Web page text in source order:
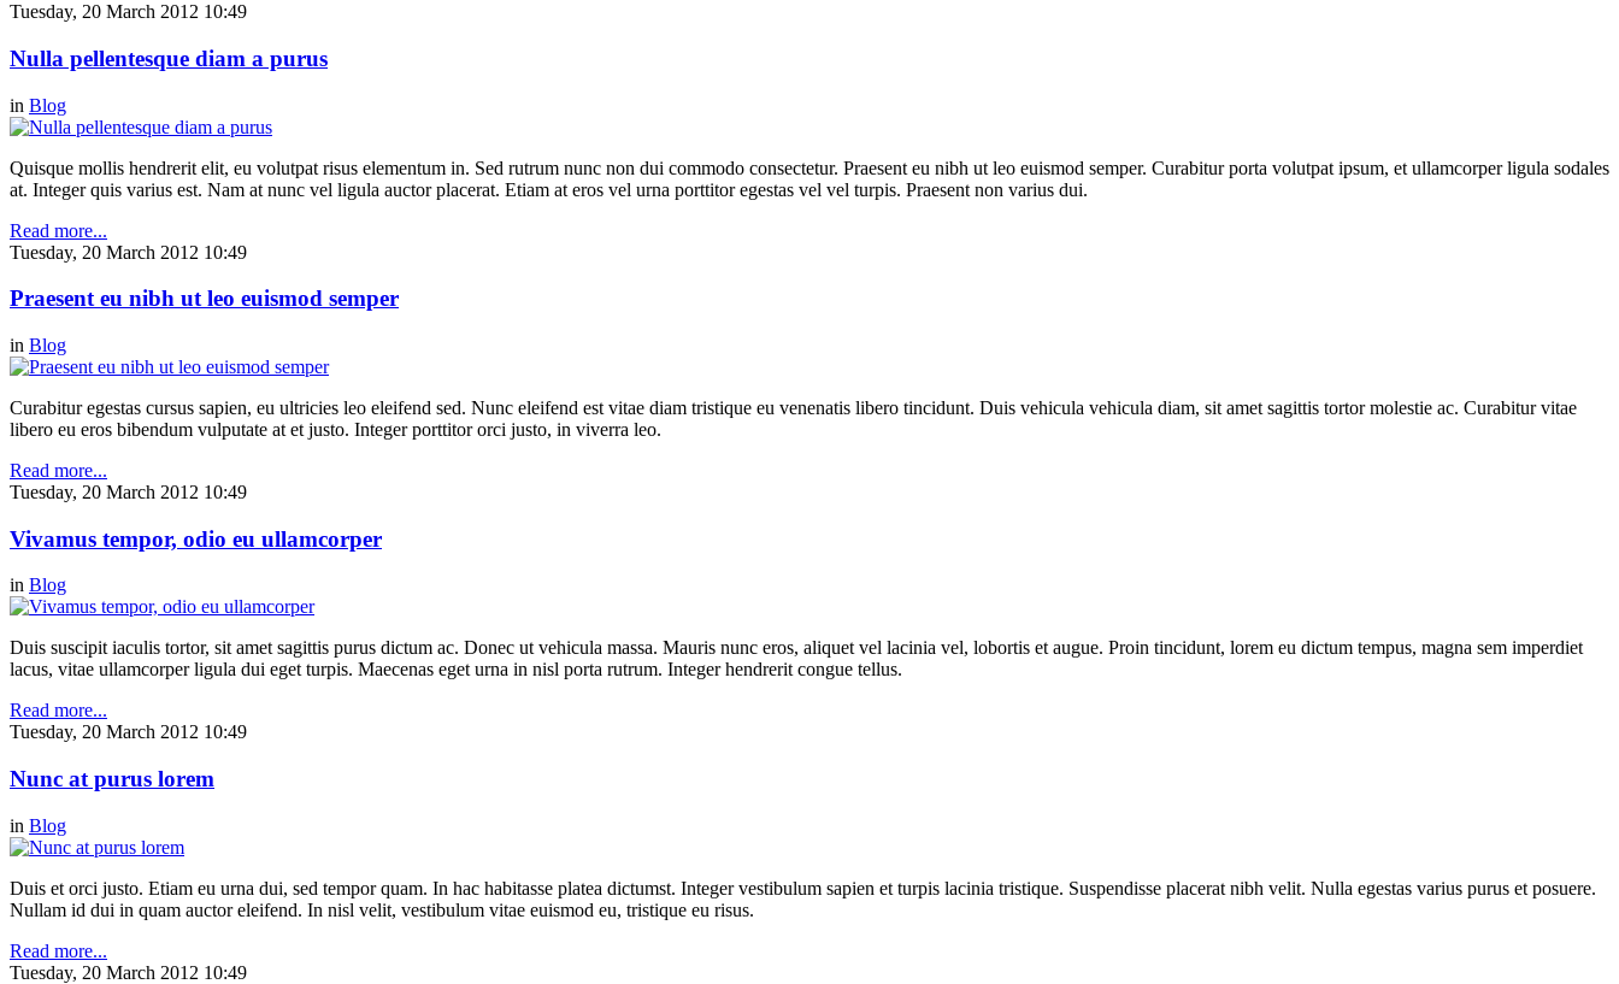
Tuesday, 20 March 2012 10:49
Nulla pellentesque diam a purus
in Blog
Quisque mollis hendrerit elit, eu volutpat risus elementum in. Sed rutrum nunc non dui commodo consectetur. Praesent eu nibh ut leo euismod semper. Curabitur porta volutpat ipsum, et ullamcorper ligula sodales
at. Integer quis varius est. Nam at nunc vel ligula auctor placerat. Etiam at eros vel urna porttitor egestas vel vel turpis. Praesent non varius dui.
Read more...
Tuesday, 20 March 2012 10:49
Praesent eu nibh ut leo euismod semper
in Blog
Curabitur egestas cursus sapien, eu ultricies leo eleifend sed. Nunc eleifend est vitae diam tristique eu venenatis libero tincidunt. Duis vehicula vehicula diam, sit amet sagittis tortor molestie ac. Curabitur vitae
libero eu eros bibendum vulputate at et justo. Integer porttitor orci justo, in viverra leo.
Read more...
Tuesday, 20 March 2012 10:49
Vivamus tempor, odio eu ullamcorper
in Blog
Duis suscipit iaculis tortor, sit amet sagittis purus dictum ac. Donec ut vehicula massa. Mauris nunc eros, aliquet vel lacinia vel, lobortis et augue. Proin tincidunt, lorem eu dictum tempus, magna sem imperdiet
lacus, vitae ullamcorper ligula dui eget turpis. Maecenas eget urna in nisl porta rutrum. Integer hendrerit congue tellus.
Read more...
Tuesday, 20 March 2012 10:49
Nunc at purus lorem
in Blog
Duis et orci justo. Etiam eu urna dui, sed tempor quam. In hac habitasse platea dictumst. Integer vestibulum sapien et turpis lacinia tristique. Suspendisse placerat nibh velit. Nulla egestas varius purus et posuere.
Nullam id dui in quam auctor eleifend. In nisl velit, vestibulum vitae euismod eu, tristique eu risus.
Read more...
Tuesday, 20 March 2012 10:49